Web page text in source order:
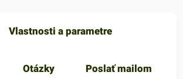
Vlastnosti a parametre
Otázky Poslať mailom